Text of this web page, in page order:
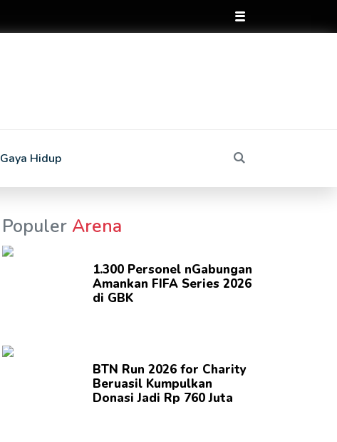
Gaya Hidup
Populer Arena
1.300 Personel nGabungan
Amankan FIFA Series 2026
di GBK
BTN Run 2026 for Charity
Beruasil Kumpulkan
Donasi Jadi Rp 760 Juta